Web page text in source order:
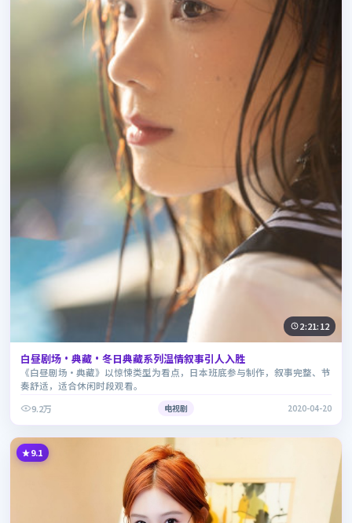
2:21:12
白昼剧场·典藏·冬日典藏系列温情叙事引人入胜
《白昼剧场·典藏》以惊悚类型为看点，日本班底参与制作，叙事完整、节
奏舒适，适合休闲时段观看。
9.2万
电视剧 2020-04-20
9.1